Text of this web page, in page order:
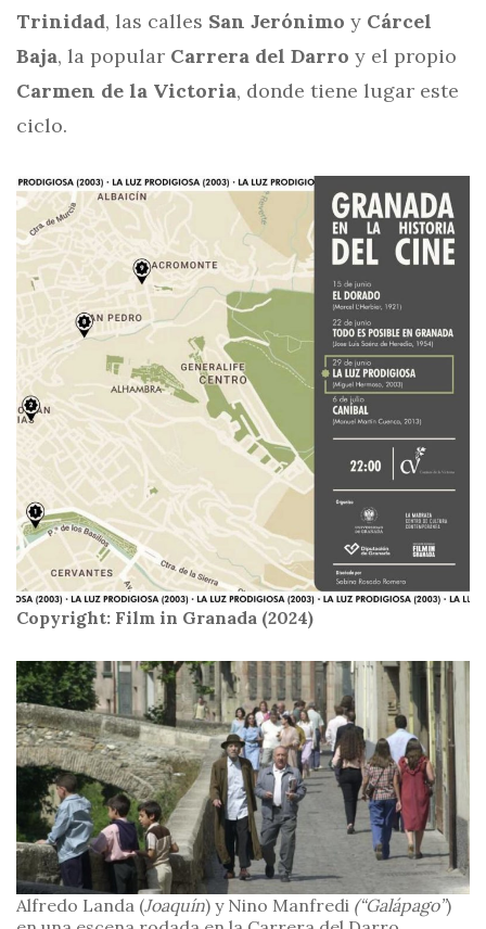
Trinidad, las calles San Jerónimo y Cárcel
Baja, la popular Carrera del Darro y el propio
Carmen de la Victoria, donde tiene lugar este
ciclo.
Copyright: Film in Granada (2024)
Alfredo Landa (Joaquín) y Nino Manfredi (“Galápago”)